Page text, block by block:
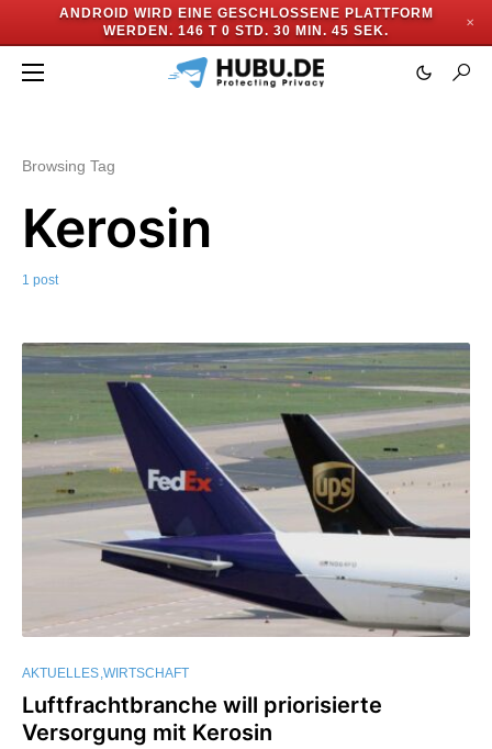
ANDROID WIRD EINE GESCHLOSSENE PLATTFORM
WERDEN. 146 T 0 STD. 30 MIN. 45 SEK.
✕
Browsing Tag
Kerosin
1 post
AKTUELLES WIRTSCHAFT
Luftfrachtbranche will priorisierte
Versorgung mit Kerosin